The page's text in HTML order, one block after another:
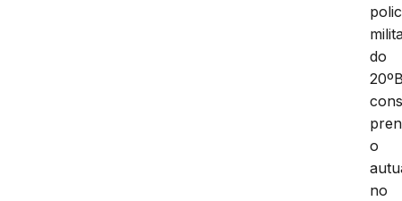
do
o
no